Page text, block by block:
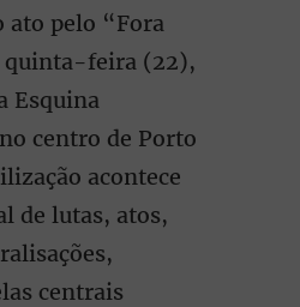
ato pelo “Fora
quinta-feira (22),
Esquina
centro de Porto
acontece
de lutas, atos,
centrais